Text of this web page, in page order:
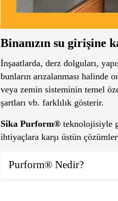
Binanızın su girişine
İnşaatlarda, derz dolguları,
bunların arızalanması halinde
veya zemin sisteminin temel
şartları vb. farklılık gösterir.
Sika Purform®teknolojisiyle
ihtiyaçlara karşı üstün
Purform® Nedir?